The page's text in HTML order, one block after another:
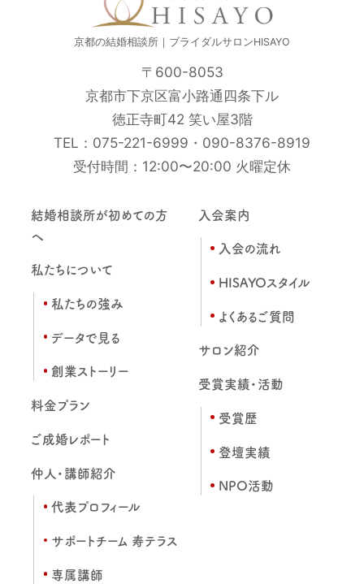
京都の結婚相談所｜ブライダルサロンHISAYO
〒600-8053
京都市下京区富小路通四条下ル
徳正寺町42 笑い屋3階
TEL： 075-221-6999 ・ 090-8376-8919
受付時間：12:00〜20:00 火曜定休
結婚相談所が初めての方
へ
私たちについて
私たちの強み
データで見る
創業ストーリー
料金プラン
ご成婚レポート
仲人・講師紹介
代表プロフィール
サポートチーム 寿テラス
専属講師
入会案内
入会の流れ
HISAYOスタイル
よくあるご質問
サロン紹介
受賞実績・活動
受賞歴
登壇実績
NPO活動